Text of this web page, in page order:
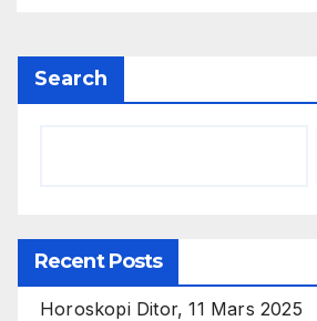
Search
Recent Posts
Horoskopi Ditor, 11 Mars 2025